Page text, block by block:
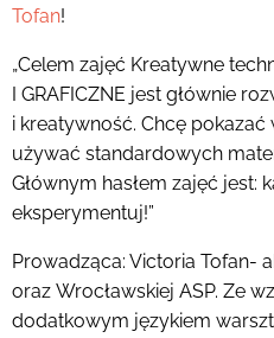
Tofan!
„Celem zajęć Kreatywne
I GRAFICZNE jest głównie
i kreatywność. Chcę
używać standardowych
Głównym hasłem zajęć jest:
eksperymentuj!”
Prowadząca: Victoria Tofan-
oraz Wrocławskiej ASP. Ze
dodatkowym językiem